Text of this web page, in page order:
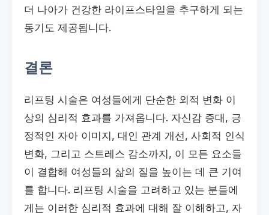
더 나아가 건강한 라이프스타일을 추구하게 되는
동기도 제공됩니다.
결론
리프팅 시술은 여성들에게 단순한 외적 변화 이
상의 심리적 효과를 가져옵니다. 자신감 증대, 긍
정적인 자아 이미지, 대인 관계 개선, 사회적 인식
변화, 그리고 스트레스 감소까지, 이 모든 요소들
이 결합해 여성들의 삶의 질을 높이는 데 큰 기여
를 합니다. 리프팅 시술을 고려하고 있는 분들에
게는 이러한 심리적 효과에 대해 잘 이해하고, 자